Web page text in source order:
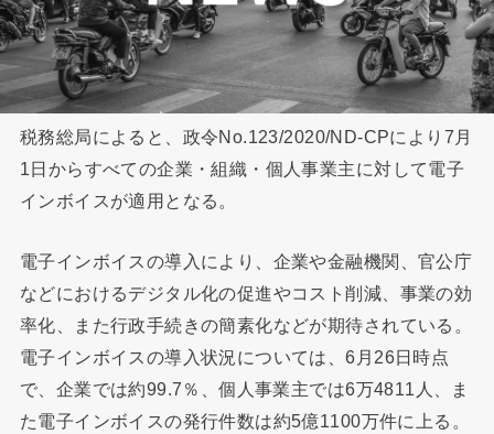
税務総局によると、政令No.123/2020/ND-CPにより7月
1日からすべての企業・組織・個人事業主に対して電子
インボイスが適用となる。
電子インボイスの導入により、企業や金融機関、官公庁
などにおけるデジタル化の促進やコスト削減、事業の効
率化、また行政手続きの簡素化などが期待されている。
電子インボイスの導入状況については、6月26日時点
で、企業では約99.7％、個人事業主では6万4811人、ま
た電子インボイスの発行件数は約5億1100万件に上る。